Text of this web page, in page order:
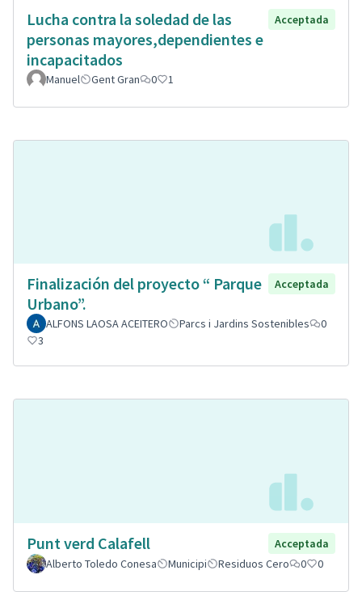
Lucha contra la soledad de las
personas mayores,dependientes e
incapacitados
Acceptada
Manuel Gent Gran 0 1
Finalización del proyecto “ Parque
Urbano”.
Acceptada
ALFONS LAOSA ACEITERO Parcs i Jardins Sostenibles
0
3
Punt verd Calafell
Acceptada
Alberto Toledo Conesa
Municipi Residuos Cero 0 0